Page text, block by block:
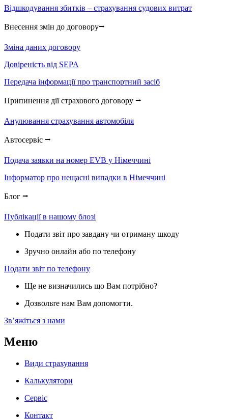
Відшкодування збитків – страхування судових витрат
Внесення змін до договору⭢
Зміна даних договору
Довіреність від SEPA
Передача інформації про транспортний засіб
Припинення дії страхового договору ⭢
Анулювання страхування автомобіля
Автосервіс ⭢
Подача заявки на номер EVB у Німеччині
Інформатор про нещасні випадки в Німеччині
Блог ⭢
Публікації в нашому блозі
Подати звіт про завдану чи отриману шкоду
Зручно онлайн або по телефону
Подати звіт по телефону
Ще не визначились що Вам потрібно?
Дозвольте нам Вам допомогти.
Звʼяжіться з нами
Меню
Види страхування
Калькулятори
Сервіс
Контакт